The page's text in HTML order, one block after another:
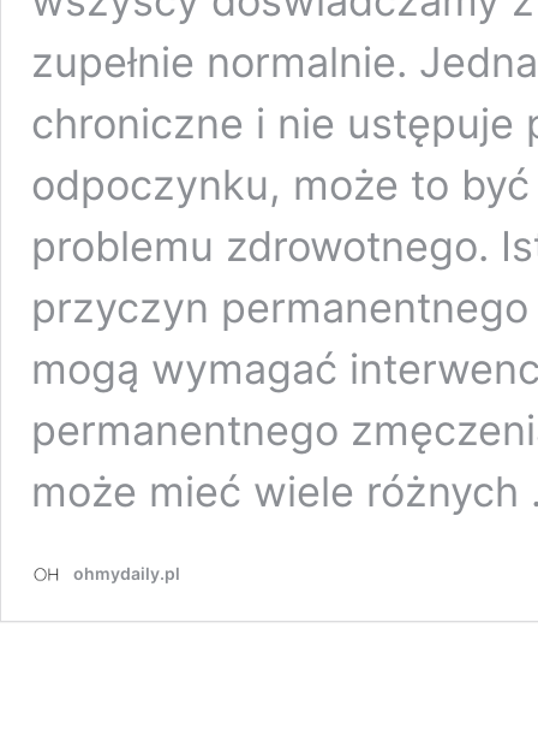
zupełnie normalnie.
chroniczne i nie ustępuje
odpoczynku, może to
problemu zdrowotnego.
przyczyn
mogą wymagać
permanentnego
może mieć wiele
ohmydaily.pl